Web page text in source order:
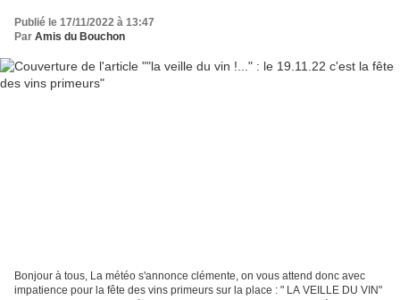
Publié le 17/11/2022 à 13:47
Par Amis du Bouchon
Bonjour à tous, La météo s'annonce clémente, on vous attend donc avec
impatience pour la fête des vins primeurs sur la place : " LA VEILLE DU VIN"